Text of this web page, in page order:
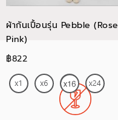
ผ้ากันเปื้อนรุ่น Pebble (Rose
Pink)
฿822